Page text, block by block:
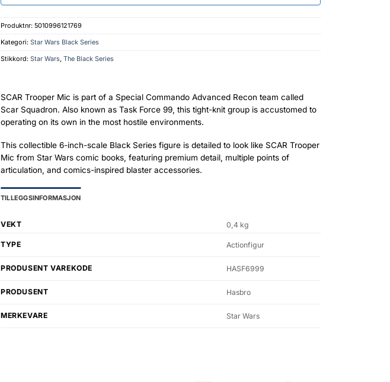
Produktnr: 5010996121769
Kategori: Star Wars Black Series
Stikkord: Star Wars, The Black Series
SCAR Trooper Mic is part of a Special Commando Advanced Recon team called
Scar Squadron. Also known as Task Force 99, this tight-knit group is accustomed to
operating on its own in the most hostile environments.
This collectible 6-inch-scale Black Series figure is detailed to look like SCAR Trooper
Mic from Star Wars comic books, featuring premium detail, multiple points of
articulation, and comics-inspired blaster accessories.
TILLEGGSINFORMASJON
VEKT 0,4 kg
TYPE Actionfigur
PRODUSENT VAREKODE HASF6999
PRODUSENT Hasbro
MERKEVARE Star Wars